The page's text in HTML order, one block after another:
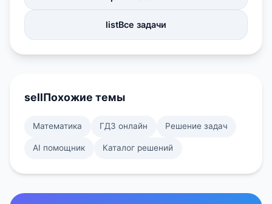
listВсе задачи
sellПохожие темы
Математика ГДЗ онлайн Решение задач
AI помощник Каталог решений